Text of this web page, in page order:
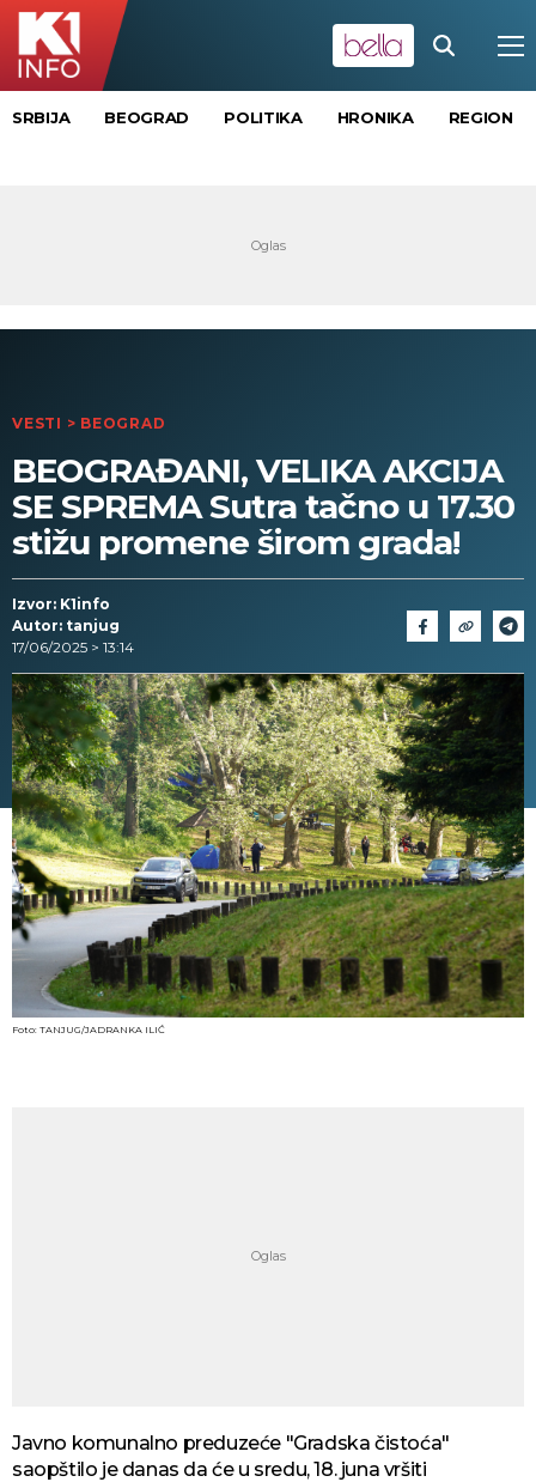
SRBIJA BEOGRAD POLITIKA HRONIKA REGION
VESTI > BEOGRAD
BEOGRAĐANI, VELIKA AKCIJA
SE SPREMA Sutra tačno u 17.30
stižu promene širom grada!
Izvor: K1info
Autor: tanjug
17/06/2025 > 13:14
Foto: TANJUG/JADRANKA ILIĆ
Javno komunalno preduzeće "Gradska čistoća"
saopštilo je danas da će u sredu, 18. juna vršiti